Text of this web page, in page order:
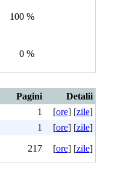
100 %
0 %
Pagini
Detalii
1 [ore] [zile]
1 [ore] [zile]
217 [ore] [zile]